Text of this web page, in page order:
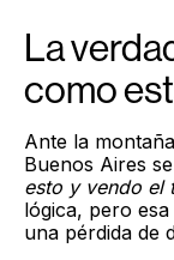
La
como
Ante la
Buenos Aires
esto y vendo el
lógica, pero
una pérdida de